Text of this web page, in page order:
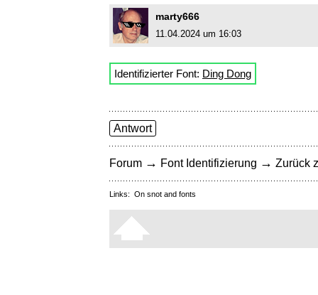
marty666
11.04.2024 um 16:03
Identifizierter Font: Ding Dong
Antwort
Forum → Font Identifizierung → Zurück
Links: On snot and fonts